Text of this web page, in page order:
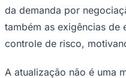
NFL
Fórmula 1
Tênis (ATP)
NHL
da demanda por
também as exigências de
controle de risco,
A atualização não é uma